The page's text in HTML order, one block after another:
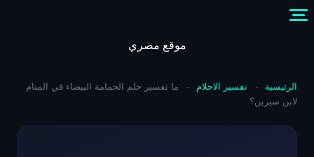
موقع مصري
الرئيسية - تفسير الاحلام -
ما تفسير حلم الحمامة البيضاء في المنام
لابن سيرين؟